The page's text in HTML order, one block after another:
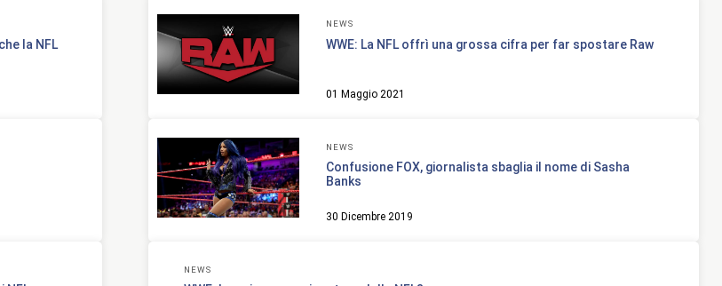
la NFL
NEWS
WWE: La NFL offrì una grossa cifra per far spostare Raw
01 Maggio 2021
NEWS
Confusione FOX, giornalista sbaglia il nome di Sasha
Banks
30 Dicembre 2019
NEWS